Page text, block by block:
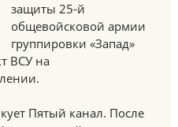
защиты 25-й
общевойсковой армии
группировки «Запад»
ВСУ на
Пятый канал. После